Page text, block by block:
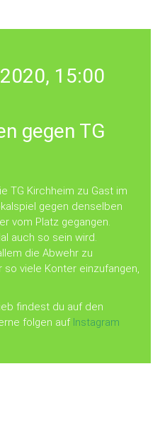
15:00
gegen TG
TG Kirchheim zu Gast im
gegen denselben
vom Platz gegangen.
auch so sein wird.
die Abwehr zu
viele Konter einzufangen,
findest du auf den
folgen auf Instagram